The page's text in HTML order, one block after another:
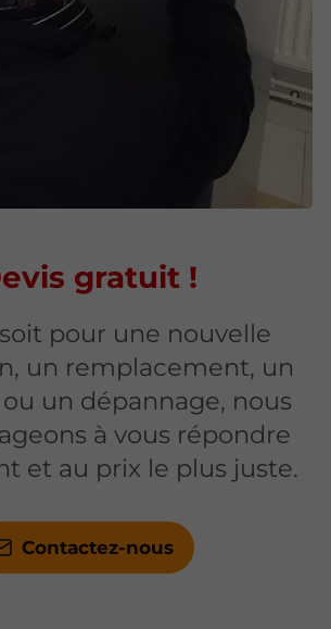
gratuit !
pour une nouvelle
un remplacement, un
un dépannage, nous
à vous répondre
et au prix le plus juste.
Contactez-nous